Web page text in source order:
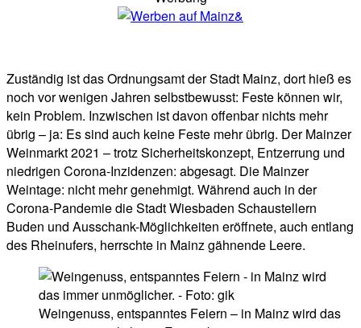
Zuständig ist das Ordnungsamt der Stadt Mainz, dort hieß es
noch vor wenigen Jahren selbstbewusst: Feste können wir,
kein Problem. Inzwischen ist davon offenbar nichts mehr
übrig – ja: Es sind auch keine Feste mehr übrig. Der Mainzer
Weinmarkt 2021 – trotz Sicherheitskonzept, Entzerrung und
niedrigen Corona-Inzidenzen: abgesagt. Die Mainzer
Weintage: nicht mehr genehmigt. Während auch in der
Corona-Pandemie die Stadt Wiesbaden Schaustellern
Buden und Ausschank-Möglichkeiten eröffnete, auch entlang
des Rheinufers, herrschte in Mainz gähnende Leere.
Weingenuss, entspanntes Feiern – in Mainz wird das